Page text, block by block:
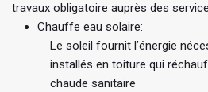
travaux obligatoire auprès des
Chauffe eau solaire:
Le soleil fournit l’énergie
installés en toiture qui
chaude sanitaire